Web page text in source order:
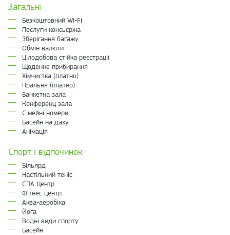
Загальні
Безкоштовний Wi-Fi
Послуги консьєржа
Зберігання багажу
Обмін валюти
Цілодобова стійка реєстрації
Щоденне прибирання
Хімчистка (платно)
Пральня (платно)
Банкетна зала
Конференц зала
Сімейні номери
Басейн на даху
Анімація
Спорт і відпочинок
Більярд
Настільний теніс
СПА Центр
Фітнес центр
Аква-аеробіка
Йога
Водні види спорту
Басейн